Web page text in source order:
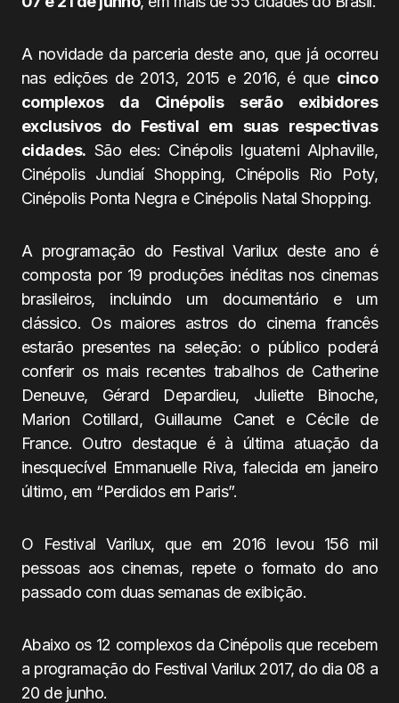
A novidade da parceria deste ano, que já ocorreu
nas edições de 2013, 2015 e 2016, é que cinco
complexos da Cinépolis serão exibidores
exclusivos do Festival em suas respectivas
cidades. São eles: Cinépolis Iguatemi Alphaville,
Cinépolis Jundiaí Shopping, Cinépolis Rio Poty,
Cinépolis Ponta Negra e Cinépolis Natal Shopping.
A programação do Festival Varilux deste ano é
composta por 19 produções inéditas nos cinemas
brasileiros, incluindo um documentário e um
clássico. Os maiores astros do cinema francês
estarão presentes na seleção: o público poderá
conferir os mais recentes trabalhos de Catherine
Deneuve, Gérard Depardieu, Juliette Binoche,
Marion Cotillard, Guillaume Canet e Cécile de
France. Outro destaque é à última atuação da
inesquecível Emmanuelle Riva, falecida em janeiro
último, em “Perdidos em Paris”.
O Festival Varilux, que em 2016 levou 156 mil
pessoas aos cinemas, repete o formato do ano
passado com duas semanas de exibição.
Abaixo os 12 complexos da Cinépolis que recebem
a programação do Festival Varilux 2017, do dia 08 a
20 de junho.